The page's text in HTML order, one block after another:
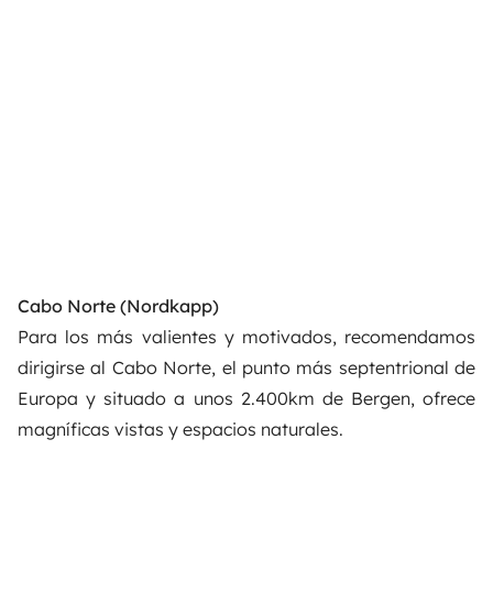
Cabo Norte (Nordkapp)
Para los más valientes y motivados, recomendamos
dirigirse al Cabo Norte, el punto más septentrional de
Europa y situado a unos 2.400km de Bergen, ofrece
magníficas vistas y espacios naturales.